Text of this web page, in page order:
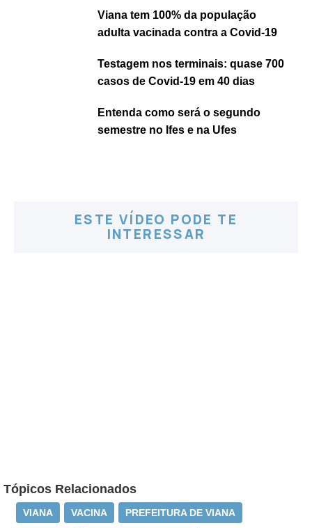
Viana tem 100% da população
adulta vacinada contra a Covid-19
Testagem nos terminais: quase 700
casos de Covid-19 em 40 dias
Entenda como será o segundo
semestre no Ifes e na Ufes
ESTE VÍDEO PODE TE
INTERESSAR
Tópicos Relacionados
VIANA VACINA PREFEITURA DE VIANA